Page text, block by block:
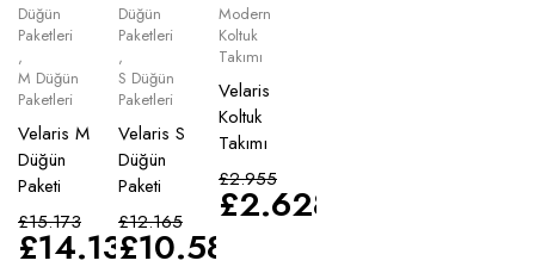
Düğün
Paketleri
,
M Düğün
Paketleri
Velaris M
Düğün
Paketi
£15.173
£14.135
Düğün
Paketleri
,
S Düğün
Paketleri
Velaris S
Düğün
Paketi
£12.165
£10.583
Modern
Koltuk
Takımı
Velaris
Koltuk
Takımı
£2.955
£2.628